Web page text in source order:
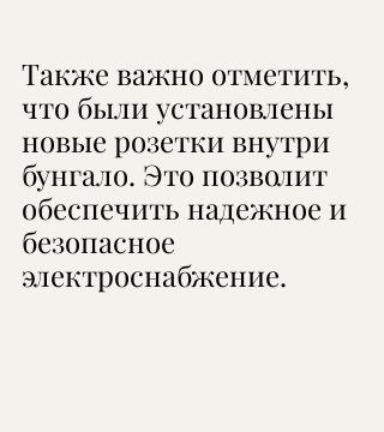
Также важно отметить,
что были установлены
новые розетки внутри
бунгало. Это позволит
обеспечить надежное и
безопасное
электроснабжение.